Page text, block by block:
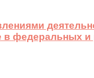
в федеральных